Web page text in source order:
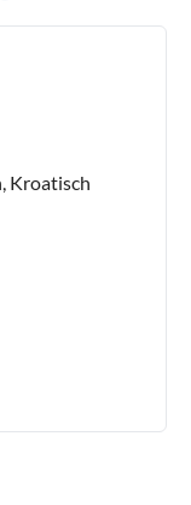
Ihnen bei der
zur Seite, um
Kroatisch